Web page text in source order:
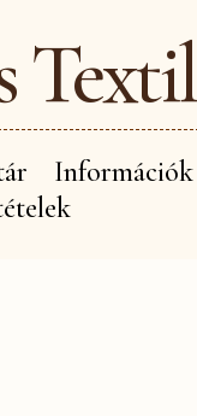
Textil
Információk